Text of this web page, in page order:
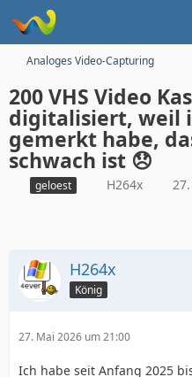
Analoges Video-Capturing
200 VHS Video
digitalisiert, weil
gemerkt habe,
schwach ist 😞
geloest H264x
H264x
König
27. Mai 2026 um 21:00
Ich habe seit Anfang 2025